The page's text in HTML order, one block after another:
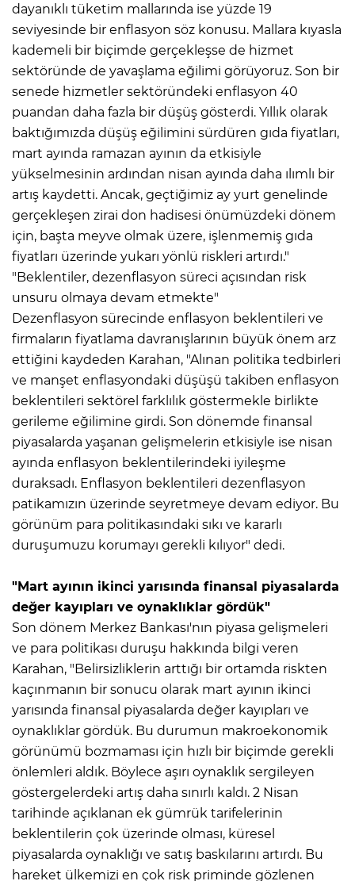
dayanıklı tüketim mallarında ise yüzde 19
seviyesinde bir enflasyon söz konusu. Mallara kıyasla
kademeli bir biçimde gerçekleşse de hizmet
sektöründe de yavaşlama eğilimi görüyoruz. Son bir
senede hizmetler sektöründeki enflasyon 40
puandan daha fazla bir düşüş gösterdi. Yıllık olarak
baktığımızda düşüş eğilimini sürdüren gıda fiyatları,
mart ayında ramazan ayının da etkisiyle
yükselmesinin ardından nisan ayında daha ılımlı bir
artış kaydetti. Ancak, geçtiğimiz ay yurt genelinde
gerçekleşen zirai don hadisesi önümüzdeki dönem
için, başta meyve olmak üzere, işlenmemiş gıda
fiyatları üzerinde yukarı yönlü riskleri artırdı."
"Beklentiler, dezenflasyon süreci açısından risk
unsuru olmaya devam etmekte"
Dezenflasyon sürecinde enflasyon beklentileri ve
firmaların fiyatlama davranışlarının büyük önem arz
ettiğini kaydeden Karahan, "Alınan politika tedbirleri
ve manşet enflasyondaki düşüşü takiben enflasyon
beklentileri sektörel farklılık göstermekle birlikte
gerileme eğilimine girdi. Son dönemde finansal
piyasalarda yaşanan gelişmelerin etkisiyle ise nisan
ayında enflasyon beklentilerindeki iyileşme
duraksadı. Enflasyon beklentileri dezenflasyon
patikamızın üzerinde seyretmeye devam ediyor. Bu
görünüm para politikasındaki sıkı ve kararlı
duruşumuzu korumayı gerekli kılıyor" dedi.
"Mart ayının ikinci yarısında finansal piyasalarda
değer kayıpları ve oynaklıklar gördük"
Son dönem Merkez Bankası'nın piyasa gelişmeleri
ve para politikası duruşu hakkında bilgi veren
Karahan, "Belirsizliklerin arttığı bir ortamda riskten
kaçınmanın bir sonucu olarak mart ayının ikinci
yarısında finansal piyasalarda değer kayıpları ve
oynaklıklar gördük. Bu durumun makroekonomik
görünümü bozmaması için hızlı bir biçimde gerekli
önlemleri aldık. Böylece aşırı oynaklık sergileyen
göstergelerdeki artış daha sınırlı kaldı. 2 Nisan
tarihinde açıklanan ek gümrük tarifelerinin
beklentilerin çok üzerinde olması, küresel
piyasalarda oynaklığı ve satış baskılarını artırdı. Bu
hareket ülkemizi en çok risk priminde gözlenen